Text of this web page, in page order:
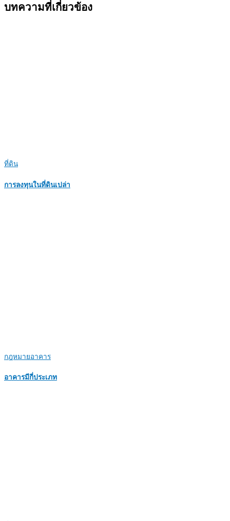
บทความที่เกี่ยวข้อง
ที่ดิน
การลงทุนในที่ดินเปล่า
กฎหมายอาคาร
อาคารมีกี่ประเภท